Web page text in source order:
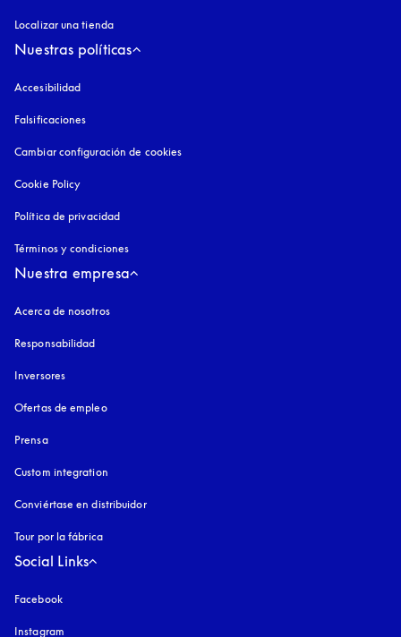
Localizar una tienda
Nuestras políticas
Accesibilidad
Falsificaciones
Cambiar configuración de cookies
Cookie Policy
Política de privacidad
Términos y condiciones
Nuestra empresa
Acerca de nosotros
Responsabilidad
Inversores
Ofertas de empleo
Prensa
Custom integration
Conviértase en distribuidor
Tour por la fábrica
Social Links
Facebook
Instagram